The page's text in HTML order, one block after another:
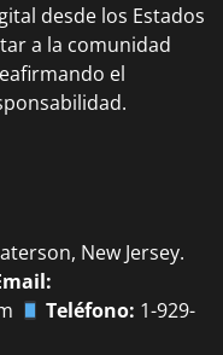
desde los Estados
a la comunidad
el
New Jersey.
Teléfono: 1-929-